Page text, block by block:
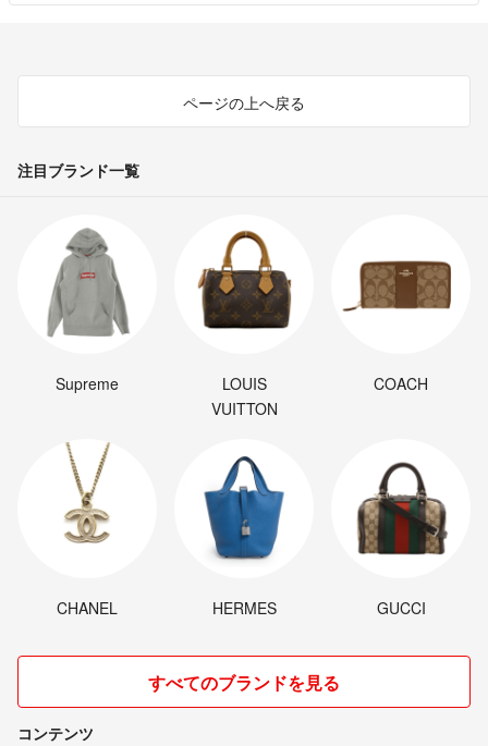
ページの上へ戻る
注目ブランド一覧
Supreme
LOUIS
VUITTON
COACH
CHANEL HERMES GUCCI
すべてのブランドを見る
コンテンツ